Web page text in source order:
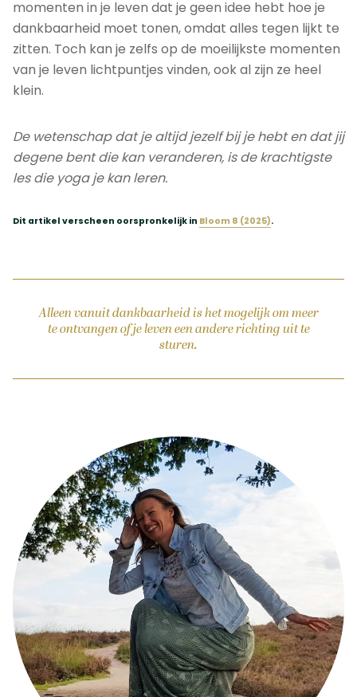
momenten in je leven dat je geen idee hebt hoe je
dankbaarheid moet tonen, omdat alles tegen lijkt te
zitten. Toch kan je zelfs op de moeilijkste momenten
van je leven lichtpuntjes vinden, ook al zijn ze heel
klein.
De wetenschap dat je altijd jezelf bij je hebt en dat jij
degene bent die kan veranderen, is de krachtigste
les die yoga je kan leren.
Dit artikel verscheen oorspronkelijk in Bloom 8 (2025).
Alleen vanuit dankbaarheid is het mogelijk om meer
te ontvangen of je leven een andere richting uit te
sturen.